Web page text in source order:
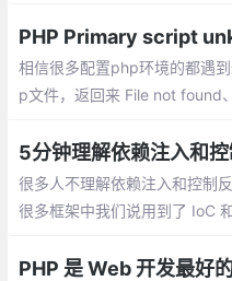
敏感的部分api数据传输进行数
候rsa非对称加密就能派上用处
一个例子来说明如何用php来
PHP Primary script
相信很多配置php环境的都遇
p文件，返回来 File not
5分钟理解依赖注入和
很多人不理解依赖注入和控制
很多框架中我们说用到了 IoC
去理解 依赖注入 和 控制反转
PHP 是 Web 开发最好的